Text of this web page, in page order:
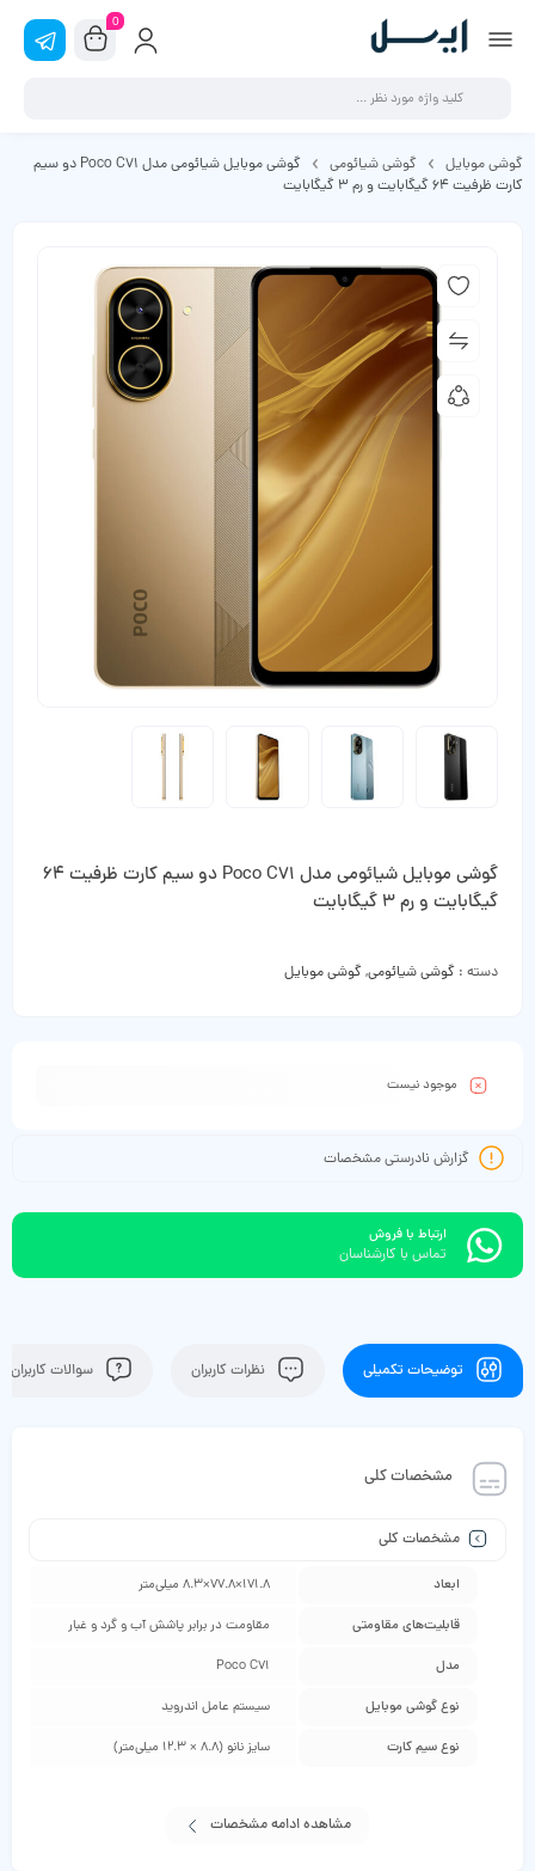
0
گوشی موبایل گوشی شیائومی
گوشی موبایل شیائومی مدل Poco C71 دو سیم
کارت ظرفیت 64 گیگابایت و رم 3 گیگابایت
گوشی موبایل شیائومی مدل Poco C71 دو سیم کارت ظرفیت 64
گیگابایت و رم 3 گیگابایت
دسته : گوشی شیائومی,گوشی موبایل
موجود نیست
گزارش نادرستی مشخصات
ارتباط با فروش
تماس با کارشناسان
توضیحات تکمیلی نظرات کاربران سوالات کاربران
مشخصات کلی
مشخصات کلی
ابعاد 171.8×77.8×8.3 میلی‌متر
قابلیت‌های مقاومتی مقاومت در برابر پاشش آب و گرد و غبار
مدل Poco C71
نوع گوشی موبایل سیستم عامل اندروید
نوع سیم کارت سایز نانو (8.8 × 12.3 میلی‌متر)
مشاهده ادامه مشخصات